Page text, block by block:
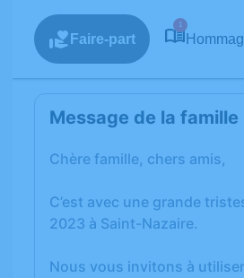
Faire-part
1
Message de la famille
Chère famille, chers amis,
C’est avec une grande
2023 à Saint-Nazaire.
Nous vous invitons à